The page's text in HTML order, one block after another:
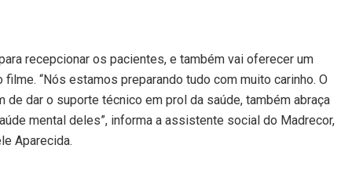
recepcionar os pacientes, e também vai oferecer um
“Nós estamos preparando tudo com muito carinho. O
dar o suporte técnico em prol da saúde, também abraça
mental deles”, informa a assistente social do Madrecor,
Aparecida.